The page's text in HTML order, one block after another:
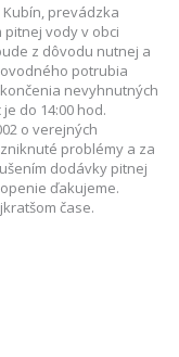
prevádzka
vody v obci
z dôvodu nutnej a
potrubia
nevyhnutných
do 14:00 hod.
o verejných
problémy a za
dodávky pitnej
ďakujeme.
čase.